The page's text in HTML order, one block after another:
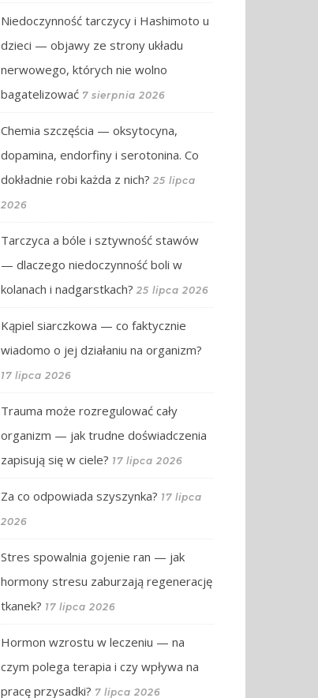
Niedoczynność tarczycy i Hashimoto u
dzieci — objawy ze strony układu
nerwowego, których nie wolno
bagatelizować 7 sierpnia 2026
Chemia szczęścia — oksytocyna,
dopamina, endorfiny i serotonina. Co
dokładnie robi każda z nich? 25 lipca
2026
Tarczyca a bóle i sztywność stawów
— dlaczego niedoczynność boli w
kolanach i nadgarstkach? 25 lipca 2026
Kąpiel siarczkowa — co faktycznie
wiadomo o jej działaniu na organizm?
17 lipca 2026
Trauma może rozregulować cały
organizm — jak trudne doświadczenia
zapisują się w ciele? 17 lipca 2026
Za co odpowiada szyszynka? 17 lipca
2026
Stres spowalnia gojenie ran — jak
hormony stresu zaburzają regenerację
tkanek? 17 lipca 2026
Hormon wzrostu w leczeniu — na
czym polega terapia i czy wpływa na
pracę przysadki? 7 lipca 2026